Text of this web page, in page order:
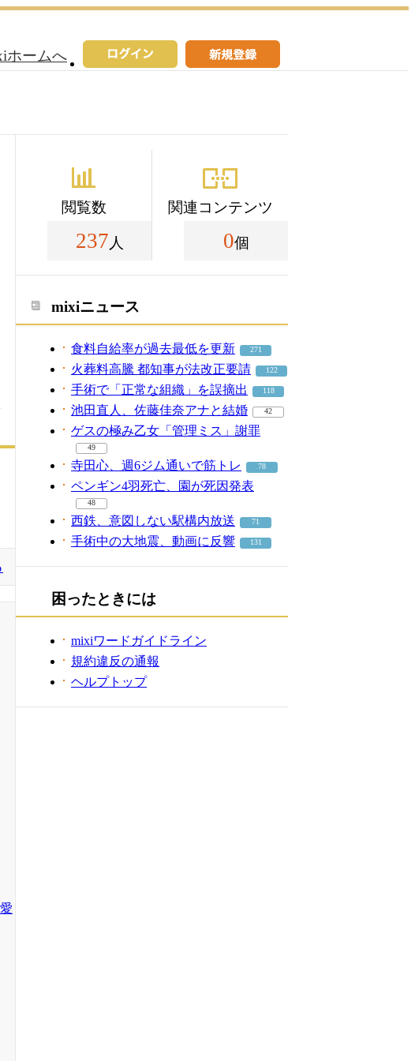
ホームへ
閲覧数
237 人
関連コンテンツ
0個
mixiニュース
食料自給率が過去最低を更新 271
火葬料高騰 都知事が法改正要請 122
手術で「正常な組織」を誤摘出 118
池田直人、佐藤佳奈アナと結婚 42
ゲスの極み乙女「管理ミス」謝罪
49
寺田心、週6ジム通いで筋トレ 78
ペンギン4羽死亡、園が死因発表
48
西鉄、意図しない駅構内放送 71
手術中の大地震、動画に反響 131
困ったときには
mixiワードガイドライン
規約違反の通報
ヘルプトップ